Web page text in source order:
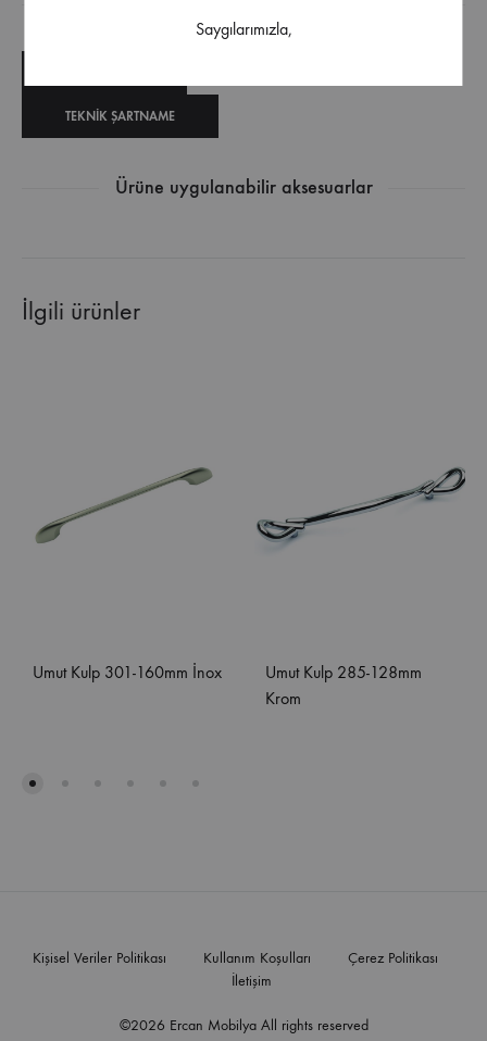
TEKNIK ŞARTNAME
Ürüne uygulanabilir aksesuarlar
İlgili ürünler
Umut Kulp 301-160mm İnox
Umut Kulp 285-128mm
Krom
©2026 Ercan Mobilya All rights reserved
Kişisel Veriler Politikası Kullanım Koşulları
Çerez Politikası
İletişim
Saygılarımızla,